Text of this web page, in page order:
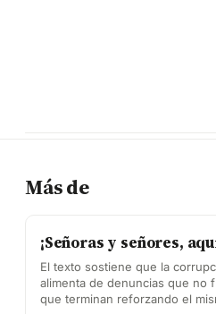
Más de
¡Señoras y señores,
El texto sostiene que la
alimenta de denuncias que no
que terminan reforzando el